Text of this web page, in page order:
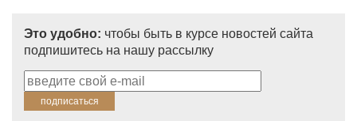
Это удобно: чтобы быть в курсе новостей сайта
подпишитесь на нашу рассылку